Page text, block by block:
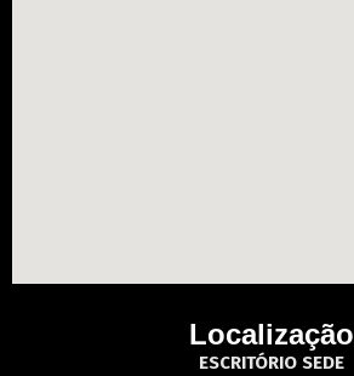
Localização
ESCRITÓRIO SEDE